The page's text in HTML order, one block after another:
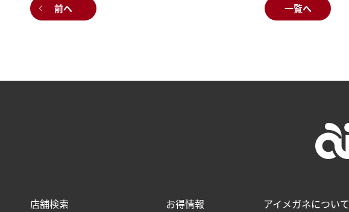
前へ 一覧へ
店舗検索
お得情報
アイメガネについて